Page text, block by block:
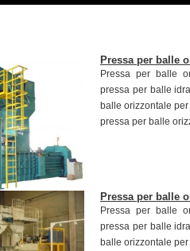
Pressa per balle
Pressa per balle
pressa per balle
balle orizzontale
pressa per balle
Pressa per balle
Pressa per balle
pressa per balle
balle orizzontale